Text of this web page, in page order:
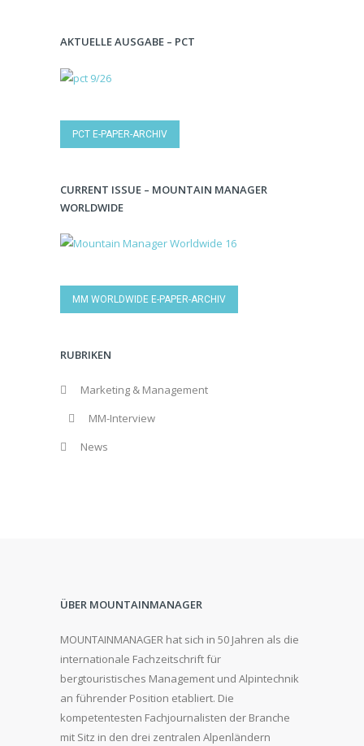
AKTUELLE AUSGABE – PCT
PCT E-PAPER-ARCHIV
CURRENT ISSUE – MOUNTAIN MANAGER
WORLDWIDE
MM WORLDWIDE E-PAPER-ARCHIV
RUBRIKEN
Marketing & Management
MM-Interview
News
ÜBER MOUNTAINMANAGER
MOUNTAINMANAGER hat sich in 50 Jahren als die
internationale Fachzeitschrift für
bergtouristisches Management und Alpintechnik
an führender Position etabliert. Die
kompetentesten Fachjournalisten der Branche
mit Sitz in den drei zentralen Alpenländern